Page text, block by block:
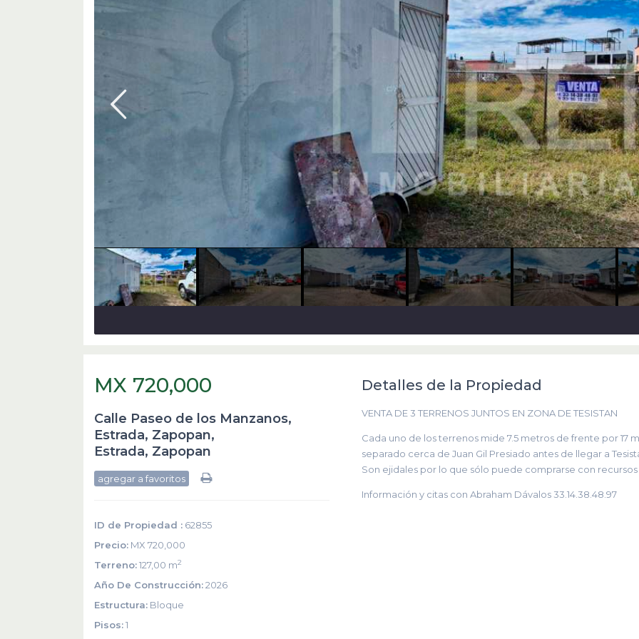
MX 720,000
Calle Paseo de los Manzanos,
Estrada, Zapopan,
Estrada, Zapopan
agregar a favoritos
ID de Propiedad : 62855
Precio: MX 720,000
Terreno:127,00 m2
Año De Construcción:2026
Estructura: Bloque
Pisos:1
Detalles de la Propiedad
VENTA DE 3 TERRENOS JUNTOS EN ZONA DE TESISTAN
Cada uno de los terrenos mide 7.5 metros de frente por 17
separado cerca de Juan Gil Presiado antes de llegar a
Son ejidales por lo que sólo puede comprarse con
Información y citas con Abraham Dávalos 33.14.38.48.97